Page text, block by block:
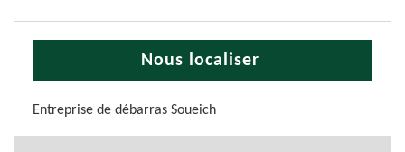
Nous localiser
Entreprise de débarras Soueich